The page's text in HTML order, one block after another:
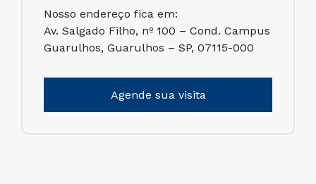
Nosso endereço fica em:
Av. Salgado Filho, nº 100 – Cond. Campus
Guarulhos, Guarulhos – SP, 07115-000
Agende sua visita